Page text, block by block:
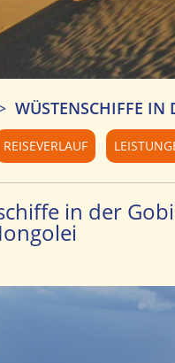
WÜSTENSCHIFFE
REISEVERLAUF
in der